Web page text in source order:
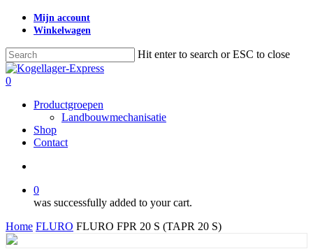
Skip
content
Mijn account
Winkelwagen
Hit enter to search or ESC to close
Close
Search
search
0
Productgroepen
Landbouwmechanisatie
Shop
Contact
0
was successfully added to your cart.
Home FLURO FLURO FPR 20 S (TAPR 20 S)